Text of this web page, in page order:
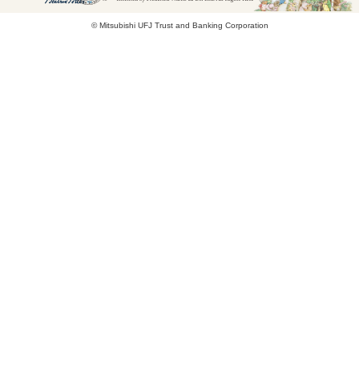
© Mitsubishi UFJ Trust and Banking Corporation